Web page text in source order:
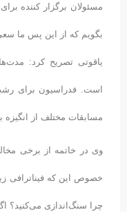
مسئولان برگزار کننده
بگویم که از این پس ما
مسابقات مختلف از انگیزه
وی در خاتمه از برخی
خصوص این که فینا‌ترافی
چرا سنگ‌اندازی می‌کنید؟